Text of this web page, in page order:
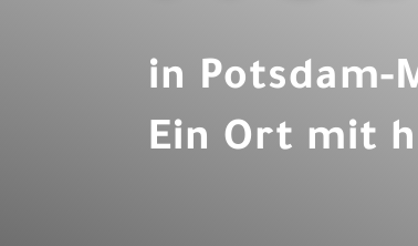
in
Ein Ort mit